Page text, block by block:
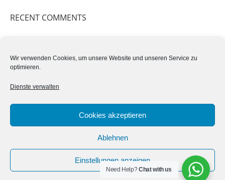
Wir verwenden Cookies, um unsere Website und unseren Service zu
optimieren.
Dienste verwalten
Cookies akzeptieren
Ablehnen
Einstellungen anzeigen
RECENT COMMENTS
RECENT POSTS
Need Help?Chat with us